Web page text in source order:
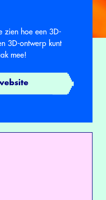
zien hoe een 3D-
3D-ontwerp kunt
mee!